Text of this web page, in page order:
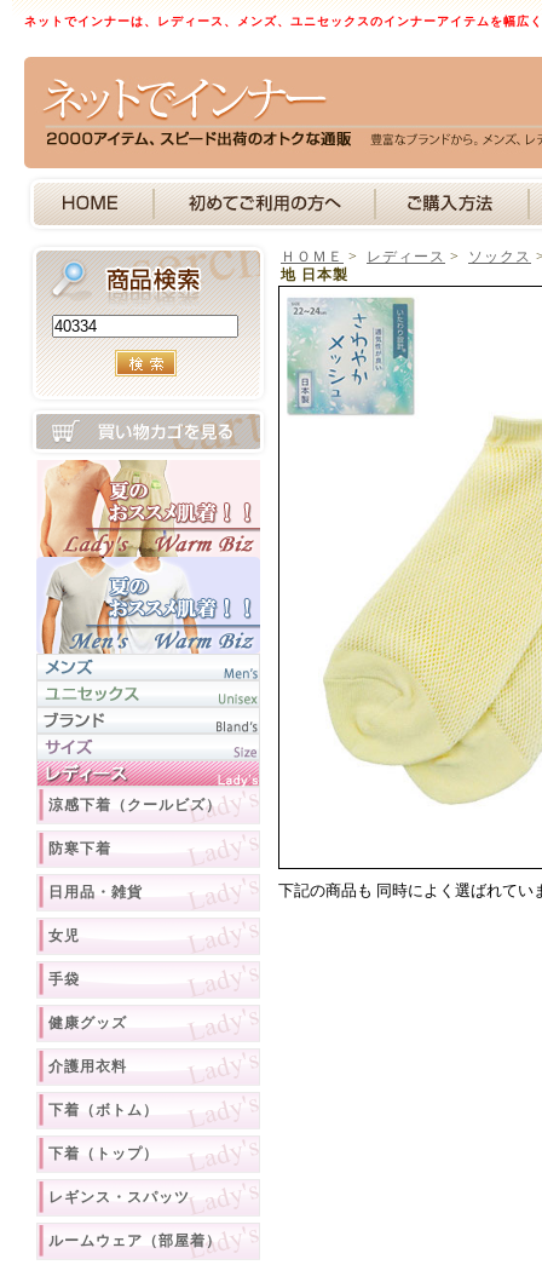
ネットでインナーは、レディース、メンズ、ユニセックスのインナーアイテムを幅広
涼感下着（クールビズ）
防寒下着
日用品・雑貨
女児
手袋
健康グッズ
介護用衣料
下着（ボトム）
下着（トップ）
レギンス・スパッツ
ルームウェア（部屋着）
ＨＯＭＥ > レディース > ソックス
地 日本製
下記の商品も 同時によく選ばれてい